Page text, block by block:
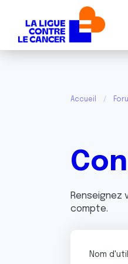
Accueil
compte.
Nom